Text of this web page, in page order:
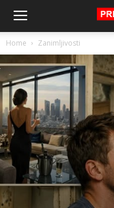
Home Zanimljivosti